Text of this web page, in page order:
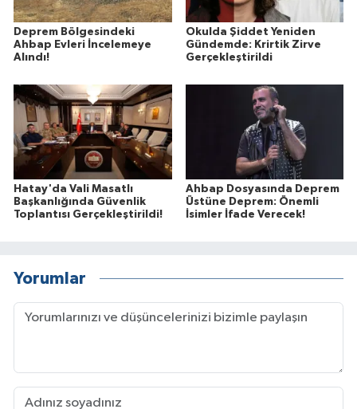
Deprem Bölgesindeki
Ahbap Evleri İncelemeye
Alındı!
Okulda Şiddet Yeniden
Gündemde: Krirtik Zirve
Gerçekleştirildi
Hatay'da Vali Masatlı
Başkanlığında Güvenlik
Toplantısı Gerçekleştirildi!
Ahbap Dosyasında Deprem
Üstüne Deprem: Önemli
İsimler İfade Verecek!
Yorumlar